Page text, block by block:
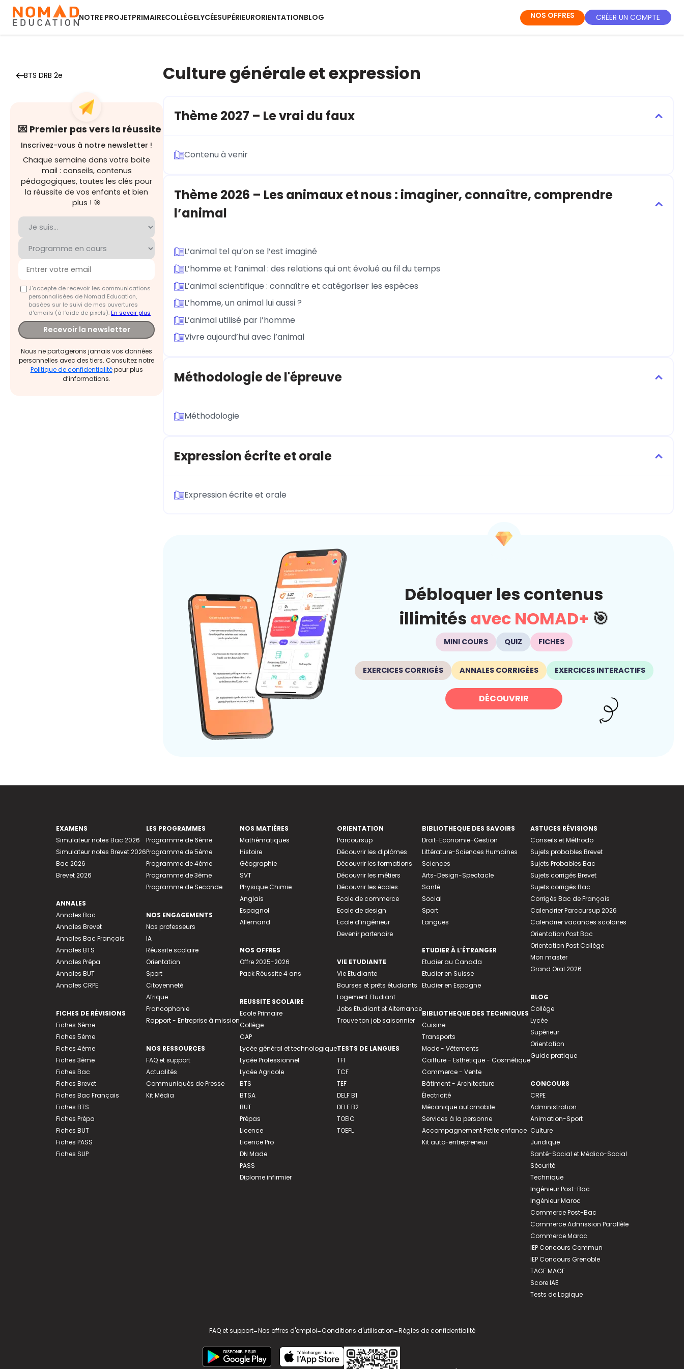
NOTRE PROJETPRIMAIRECOLLÈGELYCÉESUPÉRIEURORIENTATIONBLOG NOS OFFRES CRÉER UN COMPTE
BTS DRB 2e
💌 Premier pas vers la réussite
Inscrivez-vous à notre newsletter !
Chaque semaine dans votre boite
mail : conseils, contenus
pédagogiques, toutes les clés pour
la réussite de vos enfants et bien
plus ! 🎯
J'accepte de recevoir les communications
personnalisées de Nomad Education,
basées sur le suivi de mes ouvertures
d'emails (à l’aide de pixels).En savoir plus
Recevoir la newsletter
Nous ne partagerons jamais vos données
personnelles avec des tiers. Consultez notre
Politique de confidentialitépour plus
d’informations.
Culture générale et expression
Thème 2027 – Le vrai du faux
Contenu à venir
Thème 2026 – Les animaux et nous : imaginer, connaître, comprendre
l’animal
L’animal tel qu’on se l’est imaginé
L’homme et l’animal : des relations qui ont évolué au fil du temps
L’animal scientifique : connaître et catégoriser les espèces
L’homme, un animal lui aussi ?
L’animal utilisé par l’homme
Vivre aujourd’hui avec l’animal
Méthodologie de l'épreuve
Méthodologie
Expression écrite et orale
Expression écrite et orale
Débloquer les contenus
illimités avec NOMAD+ 🎯
MINI COURS QUIZ FICHES
EXERCICES CORRIGÉS ANNALES CORRIGÉES EXERCICES INTERACTIFS
DÉCOUVRIR
EXAMENS
Simulateur notes Bac 2026
Simulateur notes Brevet 2026
Bac 2026
Brevet 2026
ANNALES
Annales Bac
Annales Brevet
Annales Bac Français
Annales BTS
Annales Prépa
Annales BUT
Annales CRPE
FICHES DE RÉVISIONS
Fiches 6ème
Fiches 5ème
Fiches 4ème
Fiches 3ème
Fiches Bac
Fiches Brevet
Fiches Bac Français
Fiches BTS
Fiches Prépa
Fiches BUT
Fiches PASS
Fiches SUP
LES PROGRAMMES
Programme de 6ème
Programme de 5ème
Programme de 4ème
Programme de 3ème
Programme de Seconde
NOS ENGAGEMENTS
Nos professeurs
IA
Réussite scolaire
Orientation
Sport
Citoyenneté
Afrique
Francophonie
Rapport - Entreprise à mission
NOS RESSOURCES
FAQ et support
Actualités
Communiqués de Presse
Kit Média
NOS MATIÈRES
Mathématiques
Histoire
Géographie
SVT
Physique Chimie
Anglais
Espagnol
Allemand
NOS OFFRES
Offre 2025-2026
Pack Réussite 4 ans
REUSSITE SCOLAIRE
Ecole Primaire
Collège
CAP
Lycée général et technologique
Lycée Professionnel
Lycée Agricole
BTS
BTSA
BUT
Prépas
Licence
Licence Pro
DN Made
PASS
Diplome infirmier
ORIENTATION
Parcoursup
Découvrir les diplômes
Découvrir les formations
Découvrir les métiers
Découvrir les écoles
Ecole de commerce
Ecole de design
Ecole d’ingénieur
Devenir partenaire
VIE ETUDIANTE
Vie Etudiante
Bourses et prêts étudiants
Logement Etudiant
Jobs Etudiant et Alternance
Trouve ton job saisonnier
TESTS DE LANGUES
TFI
TCF
TEF
DELF B1
DELF B2
TOEIC
TOEFL
BIBLIOTHEQUE DES SAVOIRS
Droit-Economie-Gestion
Littérature-Sciences Humaines
Sciences
Arts-Design-Spectacle
Santé
Social
Sport
Langues
ETUDIER À L’ÉTRANGER
Etudier au Canada
Etudier en Suisse
Etudier en Espagne
BIBLIOTHEQUE DES TECHNIQUES
Cuisine
Transports
Mode - Vêtements
Coiffure - Esthétique - Cosmétique
Commerce - Vente
Bâtiment - Architecture
Électricité
Mécanique automobile
Services à la personne
Accompagnement Petite enfance
Kit auto-entrepreneur
ASTUCES RÉVISIONS
Conseils et Méthodo
Sujets probables Brevet
Sujets Probables Bac
Sujets corrigés Brevet
Sujets corrigés Bac
Corrigés Bac de Français
Calendrier Parcoursup 2026
Calendrier vacances scolaires
Orientation Post Bac
Orientation Post Collège
Mon master
Grand Oral 2026
BLOG
Collège
Lycée
Supérieur
Orientation
Guide pratique
CONCOURS
CRPE
Administration
Animation-Sport
Culture
Juridique
Santé-Social et Médico-Social
Sécurité
Technique
Ingénieur Post-Bac
Ingénieur Maroc
Commerce Post-Bac
Commerce Admission Parallèle
Commerce Maroc
IEP Concours Commun
IEP Concours Grenoble
TAGE MAGE
Score IAE
Tests de Logique
FAQ et support-Nos offres d'emploi-Conditions d'utilisation-Règles de confidentialité